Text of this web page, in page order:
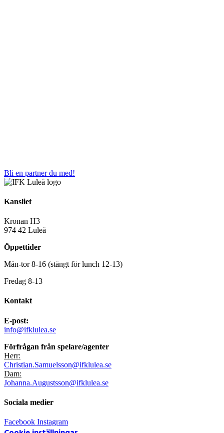
Bli en partner du med!
Kansliet
Kronan H3
974 42 Luleå
Öppettider
Mån-tor 8-16 (stängt för lunch 12-13)
Fredag 8-13
Kontakt
E-post:
info@ifklulea.se
Förfrågan från spelare/agenter
Herr:
Christian.Samuelsson@ifklulea.se
Dam:
Johanna.Augustsson@ifklulea.se
Sociala medier
Facebook Instagram